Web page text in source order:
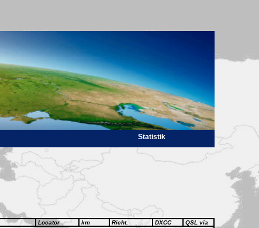
Statistik
Locator km Richt. DXCC QSL via